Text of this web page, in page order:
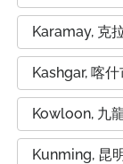
Karamay, 克
Kashgar, 喀什
Kowloon, 九
Kunming, 昆